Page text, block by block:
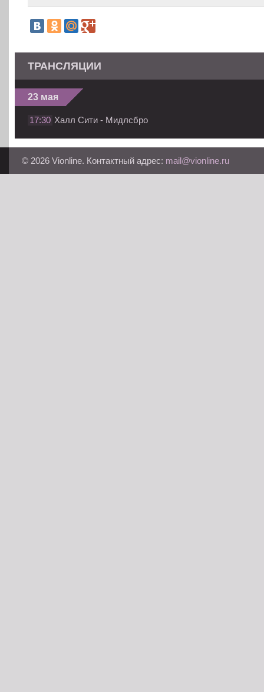
ТРАНСЛЯЦИИ
23 мая
17:30 Халл Сити - Мидлсбро
© 2026 Vionline. Контактный адрес: mail@vionline.ru